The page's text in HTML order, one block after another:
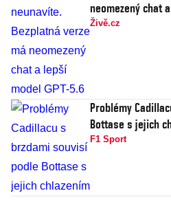
neomezený chat
Živě.cz
Problémy
Bottase s jejich
F1 Sport